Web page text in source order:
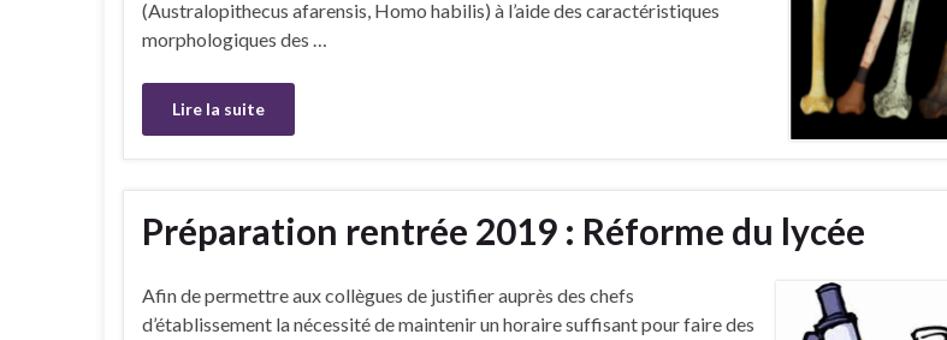
(Australopithecus afarensis, Homo habilis) à l’aide des caractéristiques
morphologiques des …
Lire la suite
Préparation rentrée 2019 : Réforme du lycée
Afin de permettre aux collègues de justifier auprès des chefs
d’établissement la nécessité de maintenir un horaire suffisant pour faire des